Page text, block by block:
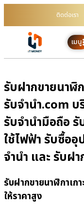
ติดต่อเรา
เมนู
รับฝากขายนาฬิ
รับจํานํา.com
รับจำนำมือถือ รั
ใช้ไฟฟ้า รับซื้อ
จำนำ และ รับฝ
รับฝากขายนาฬิกาเก
ให้ราคาสูง